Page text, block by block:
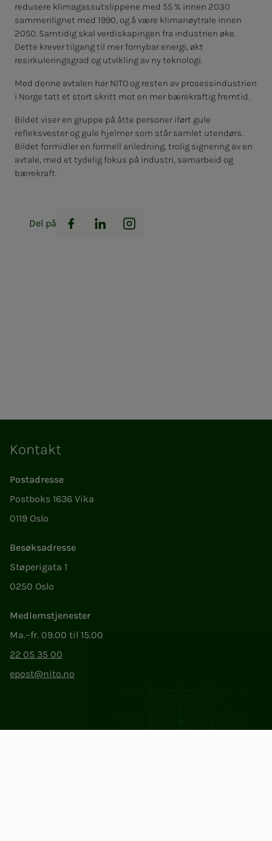
redusere klimagassutslippene med 55 % innen 2030
sammenlignet med 1990, og å være klimanøytrale innen
2050. Samtidig skal verdiskapingen fra industrien øke.
Dette krever tilgang til mer fornybar energi, økt
resirkuleringsgrad og utvikling av ny teknologi.
Med denne avtalen har NITO og resten av prosessindustrien
i Norge tatt et stort skritt mot en mer bærekraftig fremtid.
Bildet viser en gruppe på åtte personer iført gule
refleksvester og gule hjelmer som står samlet utendørs.
Bildet formidler en formell anledning, trolig signering av en
avtale, med et tydelig fokus på industri, samarbeid og
bærekraft.
Del på
Facebook
LinkedInInstagram
Kontakt
Postadresse
Postboks 1636 Vika
0119 Oslo
Besøksadresse
Støperigata 1
0250 Oslo
Medlemstjenester
Ma.–fr. 09.00 til 15.00
22 05 35 00
epost@nito.no